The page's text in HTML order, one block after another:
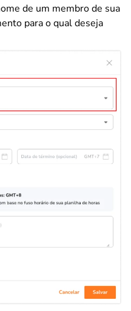
de um membro de sua
para o qual deseja